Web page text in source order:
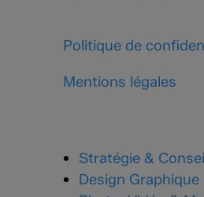
Politique de
Mentions légales
Stratégie &
Design Graphique